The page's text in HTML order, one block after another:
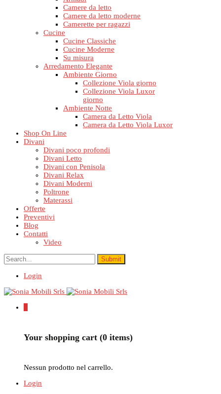
Camere da letto
Camere da letto moderne
Camerette per ragazzi
Cucine
Cucine Classiche
Cucine Moderne
Su misura
Arredamento Elegante
Ambiente Giorno
Collezione Viola giorno
Collezione Viola Luxor
giorno
Ambiente Notte
Camera da Letto Viola
Camera da Letto Viola Luxor
Shop On Line
Divani
Divani poco profondi
Divani Letto
Divani con Penisola
Divani Relax
Divani Moderni
Poltrone
Materassi
Offerte
Preventivi
Blog
Contatti
Video
Login
Your shopping cart (0 items)
Nessun prodotto nel carrello.
Login